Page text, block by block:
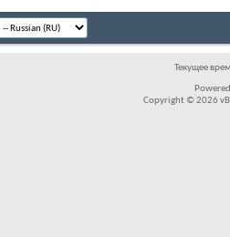
Текущее
Copyright © 2026